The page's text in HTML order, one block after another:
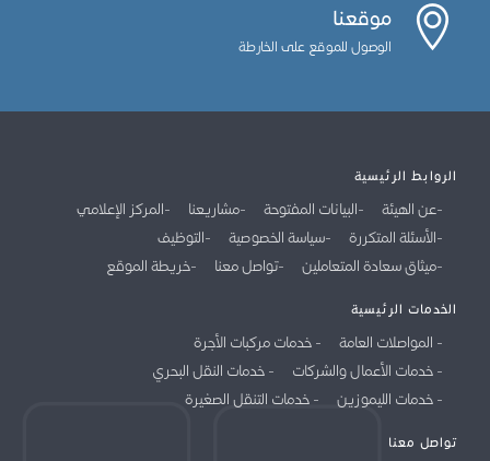
موقعنا
الوصول للموقع على الخارطة
الروابط الرئيسية
عن الهيئة البيانات المفتوحة مشاريعنا
المركز الإعلامي
الأسئلة المتكررة
سياسة الخصوصية
التوظيف
ميثاق سعادة المتعاملين
تواصل معنا خريطة الموقع
الخدمات الرئيسية
المواصلات العامة
خدمات مركبات الأجرة
خدمات الأعمال والشركات
خدمات النقل البحري
خدمات الليموزين
خدمات التنقل الصغيرة
تواصل معنا